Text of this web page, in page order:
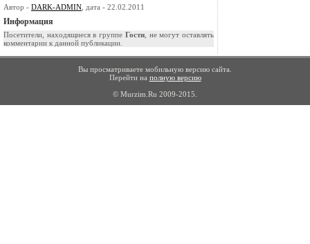
Автор - DARK-ADMIN , дата - 22.02.2011
Информация
Посетители, находящиеся в группе Гости, не могут оставлять
комментарии к данной публикации.
Вы просматриваете мобильную версию сайта.
Перейти на полную версию
© Murzim.Ru 2009-2015.